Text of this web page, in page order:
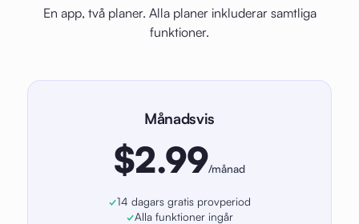
En app, två planer. Alla planer inkluderar samtliga
funktioner.
Månadsvis
$2.99/månad
14 dagars gratis provperiod
Alla funktioner ingår